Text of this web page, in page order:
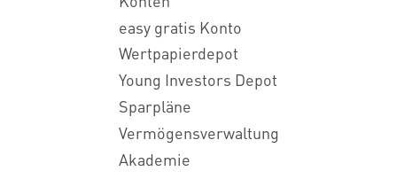
easy gratis Konto
Wertpapierdepot
Young Investors Depot
Sparpläne
Vermögensverwaltung
Akademie